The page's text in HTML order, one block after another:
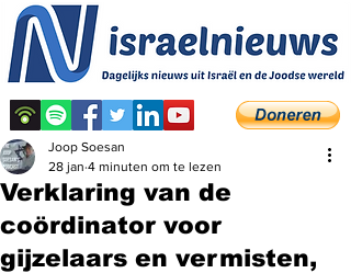
Verklaring van de
coördinator voor
gijzelaars en vermisten,
Joop Soesan
28 jan 4 minuten om te lezen